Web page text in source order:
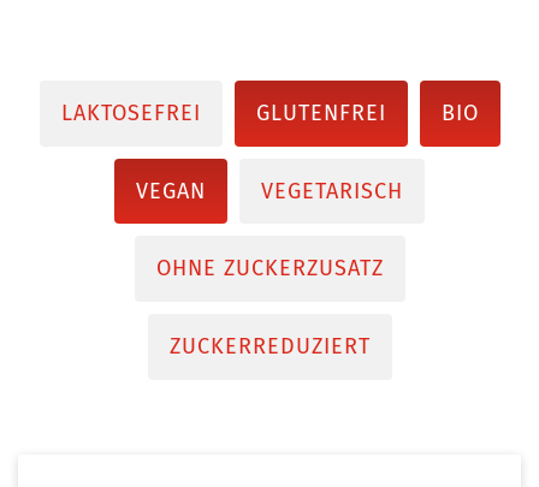
LAKTOSEFREI GLUTENFREI BIO
VEGAN VEGETARISCH
OHNE ZUCKERZUSATZ
ZUCKERREDUZIERT